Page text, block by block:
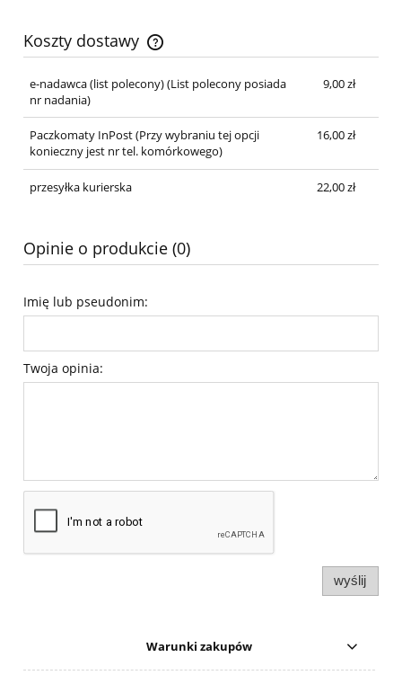
Koszty dostawy
Cena nie zawiera ewentualnych kosztów płatności
e-nadawca (list polecony)(List polecony posiada
nr nadania)
9,00 zł
Paczkomaty InPost(Przy wybraniu tej opcji
konieczny jest nr tel. komórkowego)
16,00 zł
przesyłka kurierska 22,00 zł
Opinie o produkcie (0)
Imię lub pseudonim:
Twoja opinia:
wyślij
Warunki zakupów